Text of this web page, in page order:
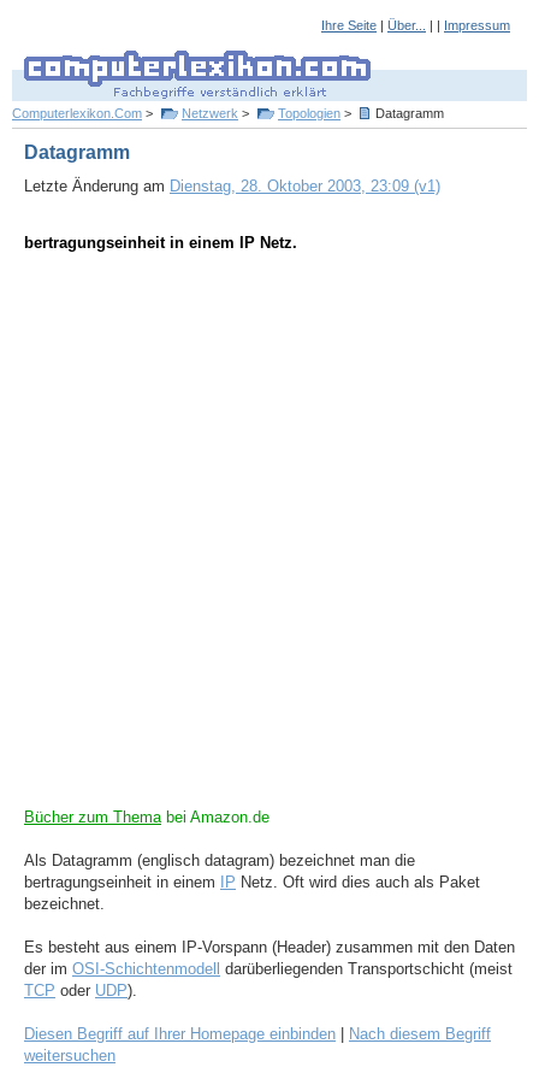
Ihre Seite | Über... | | Impressum
Computerlexikon.Com > Netzwerk > Topologien > Datagramm
Datagramm
Letzte Änderung am Dienstag, 28. Oktober 2003, 23:09 (v1)
bertragungseinheit in einem IP Netz.
Bücher zum Themabei Amazon.de
Als Datagramm (englisch datagram) bezeichnet man die
bertragungseinheit in einem
IP Netz. Oft wird dies auch als Paket
bezeichnet.
Es besteht aus einem IP-Vorspann (Header) zusammen mit den Daten
der im OSI-Schichtenmodell
darüberliegenden Transportschicht (meist
TCP oder UDP).
Diesen Begriff auf Ihrer Homepage einbinden
Nach diesem Begriff
weitersuchen